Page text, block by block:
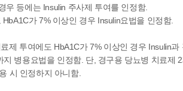
우 등에는 Insulin 주사제 투여를 인정함.
가 7% 이상인 경우 Insulin요법을 인정함.
투여에도 HbA1C가 7% 이상인 경우 Insulin과
병용요법을 인정함. 단, 경구용 당뇨병 치료제
시 인정하지 아니함.